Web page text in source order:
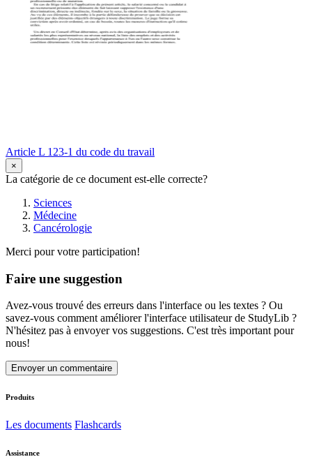
Article L 123-1 du code du travail
×
La catégorie de ce document est-elle correcte?
Sciences
Médecine
Cancérologie
Merci pour votre participation!
Faire une suggestion
Avez-vous trouvé des erreurs dans l'interface ou les textes ? Ou
savez-vous comment améliorer l'interface utilisateur de StudyLib ?
N'hésitez pas à envoyer vos suggestions. C'est très important pour
nous!
Envoyer un commentaire
Produits
Les documents Flashcards
Assistance